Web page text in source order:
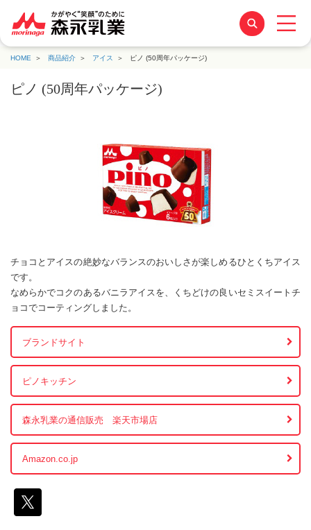
HOME 商品紹介 アイス ピノ (50周年パッケージ)
ピノ (50周年パッケージ)
チョコとアイスの絶妙なバランスのおいしさが楽しめるひとくちアイス
です。
なめらかでコクのあるバニラアイスを、くちどけの良いセミスイートチ
ョコでコーティングしました。
ブランドサイト
ピノキッチン
森永乳業の通信販売 楽天市場店
Amazon.co.jp